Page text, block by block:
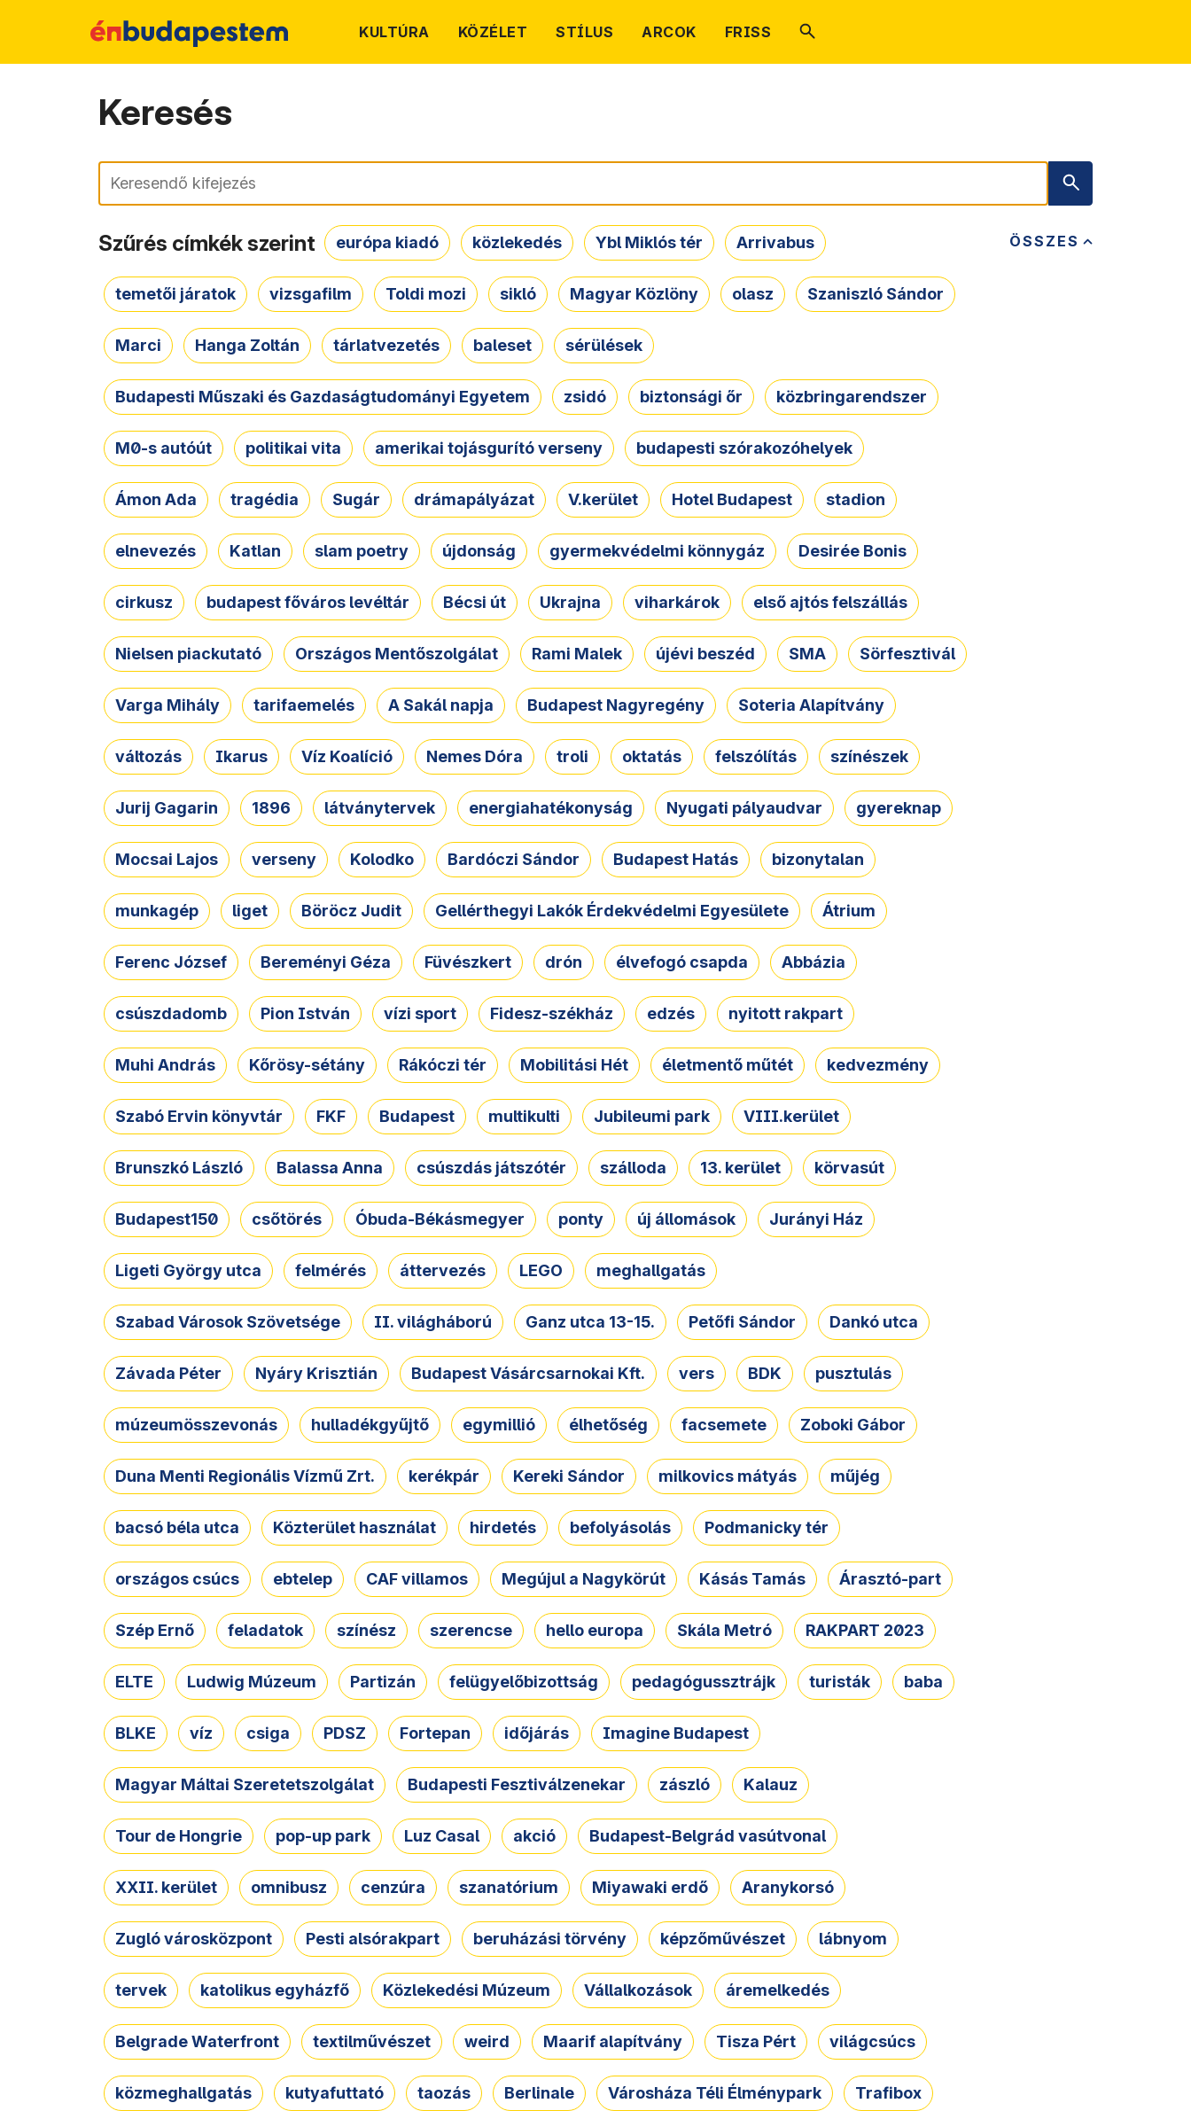
KULTÚRA KÖZÉLET STÍLUS ARCOK FRISS
Keresés
Keresés
ÖSSZES
Szűrés címkék szerint európa kiadó közlekedés Ybl Miklós tér Arrivabus
temetői járatok vizsgafilm Toldi mozi sikló Magyar Közlöny olasz Szaniszló Sándor
Marci Hanga Zoltán tárlatvezetés baleset sérülések
Budapesti Műszaki és Gazdaságtudományi Egyetem zsidó biztonsági őr közbringarendszer
M0-s autóút politikai vita amerikai tojásgurító verseny budapesti szórakozóhelyek
Ámon Ada tragédia Sugár drámapályázat V.kerület Hotel Budapest stadion
elnevezés Katlan slam poetry újdonság gyermekvédelmi könnygáz Desirée Bonis
cirkusz budapest főváros levéltár Bécsi út Ukrajna viharkárok első ajtós felszállás
Nielsen piackutató Országos Mentőszolgálat Rami Malek újévi beszéd SMA Sörfesztivál
Varga Mihály tarifaemelés A Sakál napja Budapest Nagyregény Soteria Alapítvány
változás Ikarus Víz Koalíció Nemes Dóra troli oktatás felszólítás színészek
Jurij Gagarin 1896 látványtervek energiahatékonyság Nyugati pályaudvar gyereknap
Mocsai Lajos verseny Kolodko Bardóczi Sándor Budapest Hatás bizonytalan
munkagép liget Böröcz Judit Gellérthegyi Lakók Érdekvédelmi Egyesülete Átrium
Ferenc József Bereményi Géza Füvészkert drón élvefogó csapda Abbázia
csúszdadomb Pion István vízi sport Fidesz-székház edzés nyitott rakpart
Muhi András Kőrösy-sétány Rákóczi tér Mobilitási Hét életmentő műtét kedvezmény
Szabó Ervin könyvtár FKF Budapest multikulti Jubileumi park VIII.kerület
Brunszkó László Balassa Anna csúszdás játszótér szálloda 13. kerület körvasút
Budapest150 csőtörés Óbuda-Békásmegyer ponty új állomások Jurányi Ház
Ligeti György utca felmérés áttervezés LEGO meghallgatás
Szabad Városok Szövetsége II. világháború Ganz utca 13-15. Petőfi Sándor Dankó utca
Závada Péter Nyáry Krisztián Budapest Vásárcsarnokai Kft. vers BDK pusztulás
múzeumösszevonás hulladékgyűjtő egymillió élhetőség facsemete Zoboki Gábor
Duna Menti Regionális Vízmű Zrt. kerékpár Kereki Sándor milkovics mátyás műjég
bacsó béla utca Közterület használat hirdetés befolyásolás Podmanicky tér
országos csúcs ebtelep CAF villamos Megújul a Nagykörút Kásás Tamás Árasztó-part
Szép Ernő feladatok színész szerencse hello europa Skála Metró RAKPART 2023
ELTE Ludwig Múzeum Partizán felügyelőbizottság pedagógussztrájk turisták baba
BLKE víz csiga PDSZ Fortepan időjárás Imagine Budapest
Magyar Máltai Szeretetszolgálat Budapesti Fesztiválzenekar zászló Kalauz
Tour de Hongrie pop-up park Luz Casal akció Budapest-Belgrád vasútvonal
XXII. kerület omnibusz cenzúra szanatórium Miyawaki erdő Aranykorsó
Zugló városközpont Pesti alsórakpart beruházási törvény képzőművészet lábnyom
tervek katolikus egyházfő Közlekedési Múzeum Vállalkozások áremelkedés
Belgrade Waterfront textilművészet weird Maarif alapítvány Tisza Pért világcsúcs
közmeghallgatás kutyafuttató taozás Berlinale Városháza Téli Élménypark Trafibox